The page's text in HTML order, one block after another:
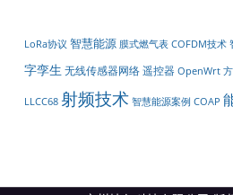
LoRa协议 智慧能源 膜式燃气表 COFDM技术
字孪生 无线传感器网络遥控器 OpenWrt
LLCC68 射频技术 智慧能源案例 COAP